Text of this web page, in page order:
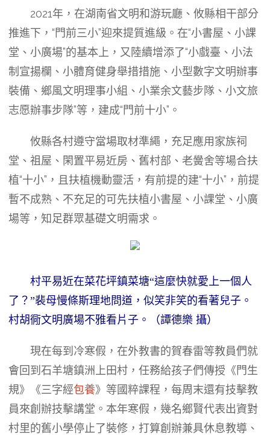
2021年，在湖南省文明和游玩廳、攸縣相干部分
推進下，“門前三小”迎來提質進級。在“小書屋、小課
堂、小廣場”的基本上，又陸續增添了“小戲臺、小法
制宣揚欄、小體育健身舉措措施、小型數字文明辦事
裝備、鄉風文明理事小組、小業余文藝步隊、小文旅
志愿辦事步隊”等，建成“門前十小”。
攸縣各村遵守當場取材準繩，充足應用家族祠
堂、祖屋、閑置平易近房、舊村部、老黌舍等場合扶
植“十小”，且扶植機動靈活，有前提的建“十小”，前提
暫不成熟、不充足的可先扶植小書屋、小課堂、小廣
場等，知足群眾基礎文明需求。
村平易近在菜花坪鎮菜塘“這麼快就愛上一個人
了？”裴母慢條斯理地問道，似笑非笑的看著兒子。
村胡衕文明廣場不雅看片子。（譚德樂 攝）
現在每到冷寒假，在外教書的賀春雷等教員們就
會回到石羊塘鎮洲上田村，任務給孩子們傳授《門生
規》《三字經包養》等國粹課程，每周末還有技擊教
員來創辦技擊講堂。本年寒假，幾名鄉賢代表出資對
村里的舊小學停止了裝修，打算創辦兼具休息教導、